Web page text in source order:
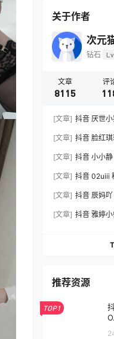
关于作者
次元
钻石
文章
8115
评
[文章] 抖音 厌世
[文章] 抖音 脸红
[文章] 抖音 小小静
[文章] 抖音 02uiii
[文章] 抖音 辰妈吖
[文章] 抖音 雅婷
推荐资源
TOP1